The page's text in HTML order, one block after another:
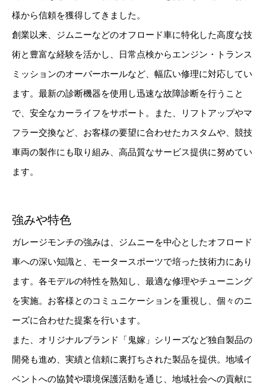
様から信頼を獲得してきました。
創業以来、ジムニーなどのオフロード車に特化した高度な技
術と豊富な経験を活かし、日常点検からエンジン・トランス
ミッションのオーバーホールなど、幅広い修理に対応してい
ます。最新の診断機器を使用し迅速な故障診断を行うこと
で、安全なカーライフをサポート。また、リフトアップやマ
フラー交換など、お客様の要望に合わせたカスタムや、競技
車両の製作にも取り組み、高品質なサービス提供に努めてい
ます。
強みや特色
ガレージモンチの強みは、ジムニーを中心としたオフロード
車への深い知識と、モータースポーツで培った技術力にあり
ます。各モデルの特性を熟知し、最適な修理やチューニング
を実施。お客様とのコミュニケーションを重視し、個々のニ
ーズに合わせた提案を行います。
また、オリジナルブランド「鬼嫁」シリーズなど独自製品の
開発も進め、実績と信頼に裏打ちされた製品を提供。地域イ
ベントへの協賛や環境保護活動を通じ、地域社会への貢献に